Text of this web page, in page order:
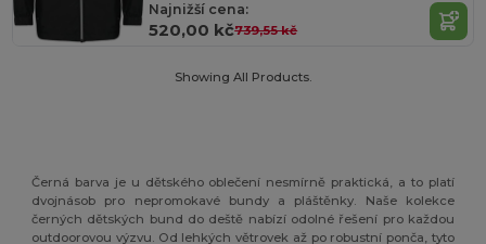
Najnižší cena:
520,00 kč739,55 kč
Showing All Products.
Černá barva je u dětského oblečení nesmírně praktická, a to platí
dvojnásob pro nepromokavé bundy a pláštěnky. Naše kolekce
černých dětských bund do deště nabízí odolné řešení pro každou
outdoorovou výzvu. Od lehkých větrovek až po robustní ponča, tyto